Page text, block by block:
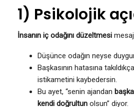
1) Psikolojik
İnsanın iç odağını düzeltmesi
Düşünce odağın neyse
Başkasının hatasına
istikametini kaybedersin.
Bu ayet, “senin ajandan
kendi doğrultun olsun” diyor.